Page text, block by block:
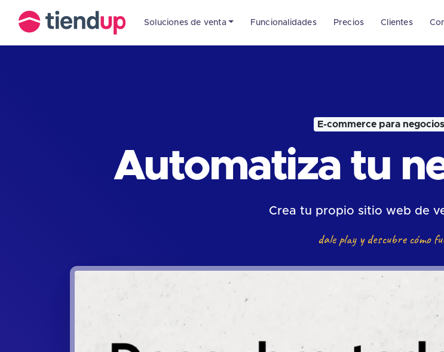
Soluciones de venta Funcionalidades Precios Clientes
E-commerce para
Automatiza tu
Crea tu propio sitio web de
dale play y descubre cómo